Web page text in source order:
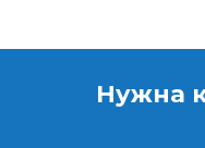
Нужна